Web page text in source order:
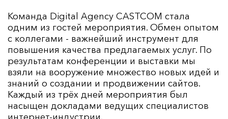
Команда Digital Agency CASTCOM стала
одним из гостей мероприятия. Обмен опытом
с коллегами - важнейший инструмент для
повышения качества предлагаемых услуг. По
результатам конференции и выставки мы
взяли на вооружение множество новых идей и
знаний о создании и продвижении сайтов.
Каждый из трёх дней мероприятия был
насыщен докладами ведущих специалистов